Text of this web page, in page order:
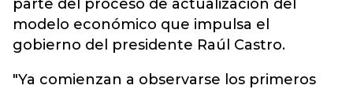
parte del proceso de actualización del
modelo económico que impulsa el
gobierno del presidente Raúl Castro.
"Ya comienzan a observarse los primeros